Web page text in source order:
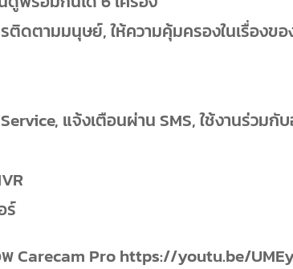
รติดตามมนุษย์, ให้ความคุ้มครองในเรื่องข
แจ้งเตือนผ่าน SMS, ใช้งานร่วม
ร์
Carecam Pro https://youtu.be/